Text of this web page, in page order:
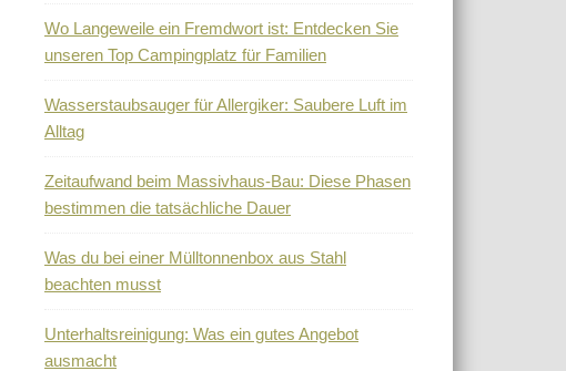
Wo Langeweile ein Fremdwort ist: Entdecken Sie
unseren Top Campingplatz für Familien
Wasserstaubsauger für Allergiker: Saubere Luft im
Alltag
Zeitaufwand beim Massivhaus-Bau: Diese Phasen
bestimmen die tatsächliche Dauer
Was du bei einer Mülltonnenbox aus Stahl
beachten musst
Unterhaltsreinigung: Was ein gutes Angebot
ausmacht